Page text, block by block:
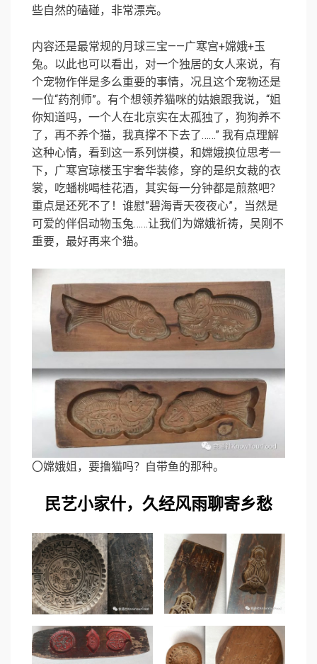
些自然的磕碰，非常漂亮。
内容还是最常规的月球三宝——广寒宫+嫦娥+玉
兔。以此也可以看出，对一个独居的女人来说，有
个宠物作伴是多么重要的事情，况且这个宠物还是
一位“药剂师”。有个想领养猫咪的姑娘跟我说，“姐
你知道吗，一个人在北京实在太孤独了，狗狗养不
了，再不养个猫，我真撑不下去了……” 我有点理解
这种心情，看到这一系列饼模，和嫦娥换位思考一
下，广寒宫琼楼玉宇奢华装修，穿的是织女裁的衣
裳，吃蟠桃喝桂花酒，其实每一分钟都是煎熬吧？
重点是还死不了！谁慰”碧海青天夜夜心”，当然是
可爱的伴侣动物玉兔……让我们为嫦娥祈祷，吴刚不
重要，最好再来个猫。
〇嫦娥姐，要撸猫吗？自带鱼的那种。
民艺小家什，久经风雨聊寄乡愁